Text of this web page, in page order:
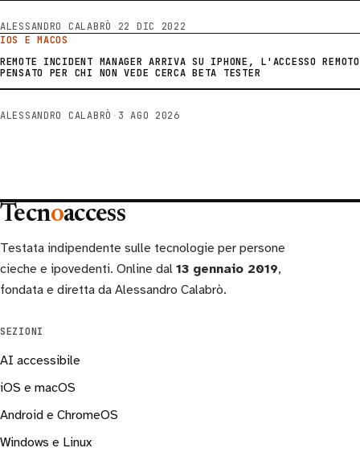
ALESSANDRO CALABRÒ · 22 DIC 2022
IOS E MACOS
REMOTE INCIDENT MANAGER ARRIVA SU IPHONE, L'ACCESSO REMOTO
PENSATO PER CHI NON VEDE CERCA BETA TESTER
ALESSANDRO CALABRÒ · 3 AGO 2026
Tecnoaccess
Testata indipendente sulle tecnologie per persone
cieche e ipovedenti. Online dal 13 gennaio 2019,
fondata e diretta da Alessandro Calabrò.
SEZIONI
AI accessibile
iOS e macOS
Android e ChromeOS
Windows e Linux